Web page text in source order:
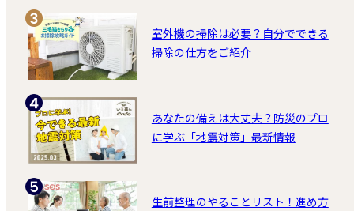
室外機の掃除は必要？自分でできる
掃除の仕方をご紹介
あなたの備えは大丈夫？防災のプロ
に学ぶ「地震対策」最新情報
生前整理のやることリスト！進め方